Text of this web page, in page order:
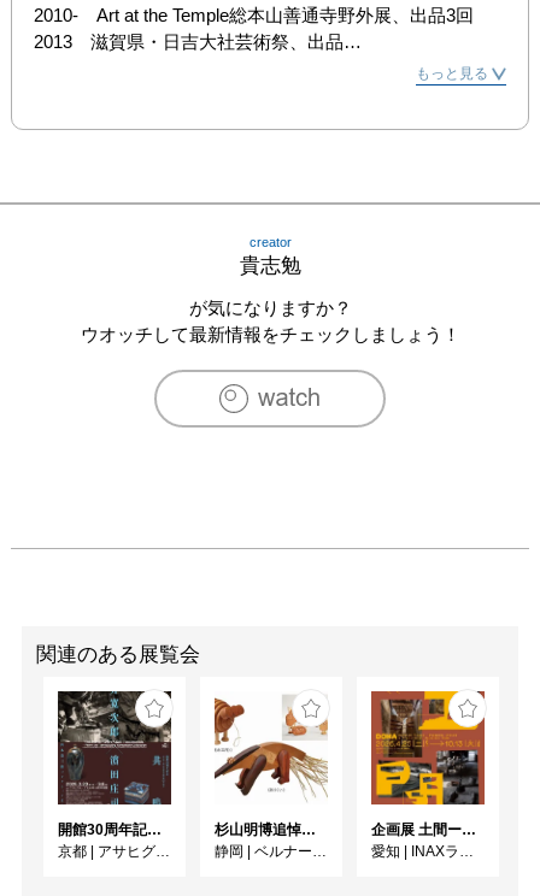
2010-　Art at the Temple総本山善通寺野外展、出品3回
2013　滋賀県・日吉大社芸術祭、出品
個展　　塩江美術館・石の民族資料館（高松市）他、各地
もっと見る
creator
貴志勉
が気になりますか？
ウオッチして最新情報をチェックしましょう！
関連のある展覧会
開館30周年記念 山本爲三郎・河井寬次郎没後60年記念 「共鳴 河井寬次郎 × 濱田庄司 ー山本爲三郎コレクションより」
京都 | アサヒグループ大山崎山荘美術館
杉山明博追悼展 木とわたし―木工の妙技と美術教育
静岡 | ベルナール・ビュフェ美術館
企画展 土間ーつくって、つかって、再発見ー
愛知 | INAXライブミュージアム